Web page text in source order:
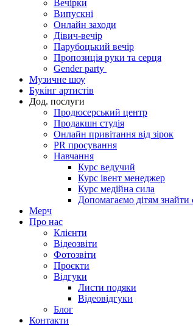
Вечірки
Випускні
Онлайн заходи
Дівич-вечір
Парубоцький вечір
Пропозиція руки та серця
Gender party
Музичне шоу
Букінг артистів
Дод. послуги
Продюсерський центр
Продакшн студія
Онлайн привітання від зірок
PR просування
Навчання
Курс ведучий
Курс івент менеджер
Курс медійна сила
Допомагаємо дітям знайти
Мерч
Про нас
Клієнти
Відеозвіти
Фотозвіти
Проєкти
Відгуки
Листи подяки
Відеовідгуки
Блог
Контакти